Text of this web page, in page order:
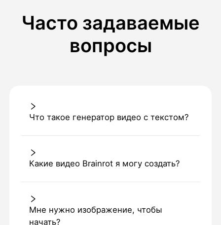
Часто задаваемые
вопросы
Что такое генератор видео с текстом?
Какие видео Brainrot я могу создать?
Мне нужно изображение, чтобы
начать?